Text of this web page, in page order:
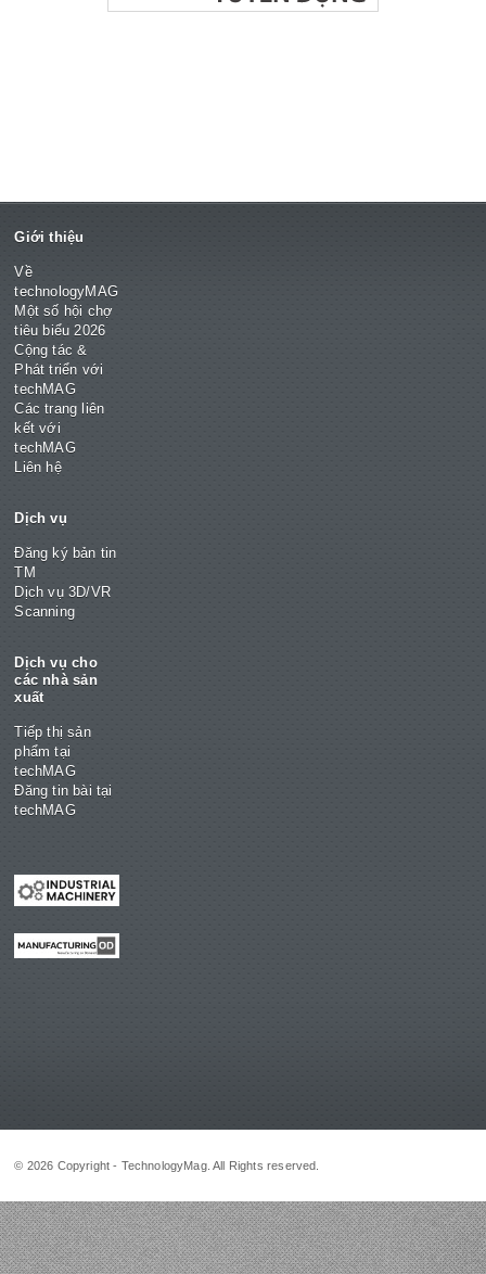
Giới thiệu
Về
technologyMAG
Một số hội chợ
tiêu biểu 2026
Cộng tác &
Phát triển với
techMAG
Các trang liên
kết với
techMAG
Liên hệ
Dịch vụ
Đăng ký bản tin
TM
Dịch vụ 3D/VR
Scanning
Dịch vụ cho
các nhà sản
xuất
Tiếp thị sản
phẩm tại
techMAG
Đăng tin bài tại
techMAG
© 2026 Copyright - TechnologyMag. All Rights reserved.